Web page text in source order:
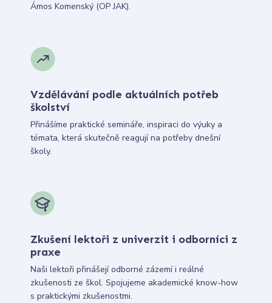
Ámos Komenský (OP JAK).
Vzdělávání podle aktuálních potřeb
školství
Přinášíme praktické semináře, inspiraci do výuky a
témata, která skutečně reagují na potřeby dnešní
školy.
Zkušení lektoři z univerzit i odborníci z
praxe
Naši lektoři přinášejí odborné zázemí i reálné
zkušenosti ze škol. Spojujeme akademické know-how
s praktickými zkušenostmi.